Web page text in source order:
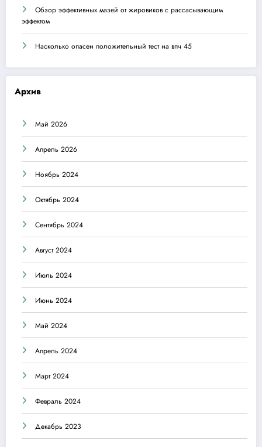
Обзор эффективных мазей от жировиков с рассасывающим
эффектом
Насколько опасен положительный тест на впч 45
Архив
Май 2026
Апрель 2026
Ноябрь 2024
Октябрь 2024
Сентябрь 2024
Август 2024
Июль 2024
Июнь 2024
Май 2024
Апрель 2024
Март 2024
Февраль 2024
Декабрь 2023